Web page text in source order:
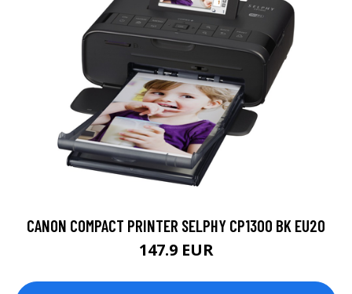
CANON COMPACT PRINTER SELPHY CP1300 BK EU20
147.9 EUR